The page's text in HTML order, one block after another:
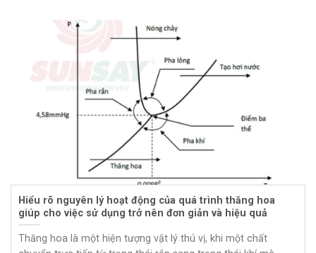
Hiểu rõ nguyên lý hoạt động của quá trình thăng hoa
giúp cho việc sử dụng trở nên đơn giản và hiệu quả
Thăng hoa là một hiện tượng vật lý thú vị, khi một chất